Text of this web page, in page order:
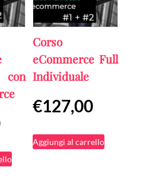
essere
scelte
nella
pagina
prodotto
Corso
eCommerce Full
Individuale
€127,00
Aggiungi al carrello